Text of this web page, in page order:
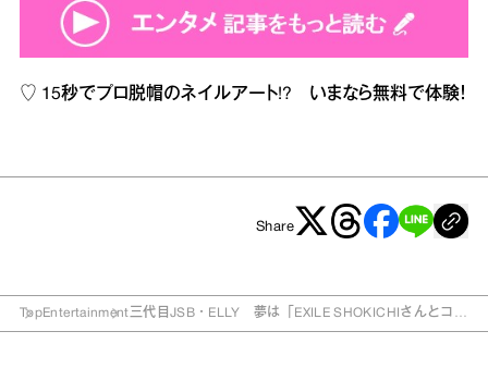
♡ 15秒でプロ脱帽のネイルアート!? いまなら無料で体験！
Share
TopEntertainment三代目JSB・ELLY 夢は「EXILE SHOKICHIさんとコラ